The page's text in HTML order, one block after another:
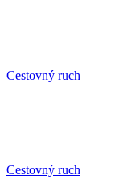
Cestovný ruch
Cestovný ruch